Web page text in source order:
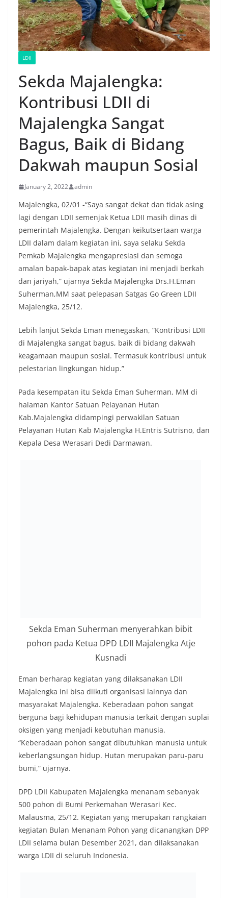
LDII
Sekda Majalengka:
Kontribusi LDII di
Majalengka Sangat
Bagus, Baik di Bidang
Dakwah maupun Sosial
January 2, 2022 admin
Majalengka, 02/01 -“Saya sangat dekat dan tidak asing
lagi dengan LDII semenjak Ketua LDII masih dinas di
pemerintah Majalengka. Dengan keikutsertaan warga
LDII dalam dalam kegiatan ini, saya selaku Sekda
Pemkab Majalengka mengapresiasi dan semoga
amalan bapak-bapak atas kegiatan ini menjadi berkah
dan jariyah,” ujarnya Sekda Majalengka Drs.H.Eman
Suherman,MM saat pelepasan Satgas Go Green LDII
Majalengka, 25/12.
Lebih lanjut Sekda Eman menegaskan, “Kontribusi LDII
di Majalengka sangat bagus, baik di bidang dakwah
keagamaan maupun sosial. Termasuk kontribusi untuk
pelestarian lingkungan hidup.”
Pada kesempatan itu Sekda Eman Suherman, MM di
halaman Kantor Satuan Pelayanan Hutan
Kab.Majalengka didampingi perwakilan Satuan
Pelayanan Hutan Kab Majalengka H.Entris Sutrisno, dan
Kepala Desa Werasari Dedi Darmawan.
Sekda Eman Suherman menyerahkan bibit
pohon pada Ketua DPD LDII Majalengka Atje
Kusnadi
Eman berharap kegiatan yang dilaksanakan LDII
Majalengka ini bisa diikuti organisasi lainnya dan
masyarakat Majalengka. Keberadaan pohon sangat
berguna bagi kehidupan manusia terkait dengan suplai
oksigen yang menjadi kebutuhan manusia.
“Keberadaan pohon sangat dibutuhkan manusia untuk
keberlangsungan hidup. Hutan merupakan paru-paru
bumi,” ujarnya.
DPD LDII Kabupaten Majalengka menanam sebanyak
500 pohon di Bumi Perkemahan Werasari Kec.
Malausma, 25/12. Kegiatan yang merupakan rangkaian
kegiatan Bulan Menanam Pohon yang dicanangkan DPP
LDII selama bulan Desember 2021, dan dilaksanakan
warga LDII di seluruh Indonesia.